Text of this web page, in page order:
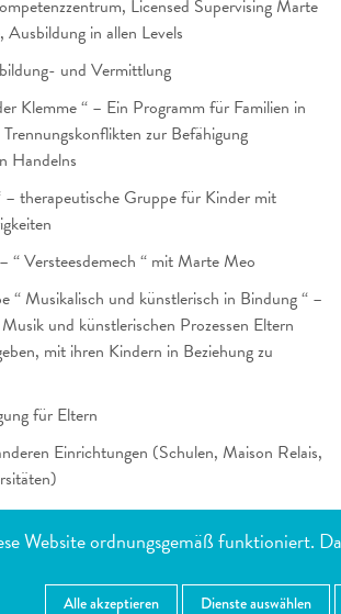
Licensed Supervising Marte
in allen Levels
und Vermittlung
Klemme “ – Ein Programm für Familien in
zur Befähigung
Handelns
– therapeutische Gruppe für Kinder mit
“ Versteesdemech “ mit Marte Meo
“ Musikalisch und künstlerisch in Bindung “ –
und künstlerischen Prozessen Eltern
mit ihren Kindern in Beziehung zu
für Eltern
Einrichtungen (Schulen, Maison Relais,
und Konferenzen
Website ordnungsgemäß funktioniert.
Alle akzeptieren Dienste auswählen